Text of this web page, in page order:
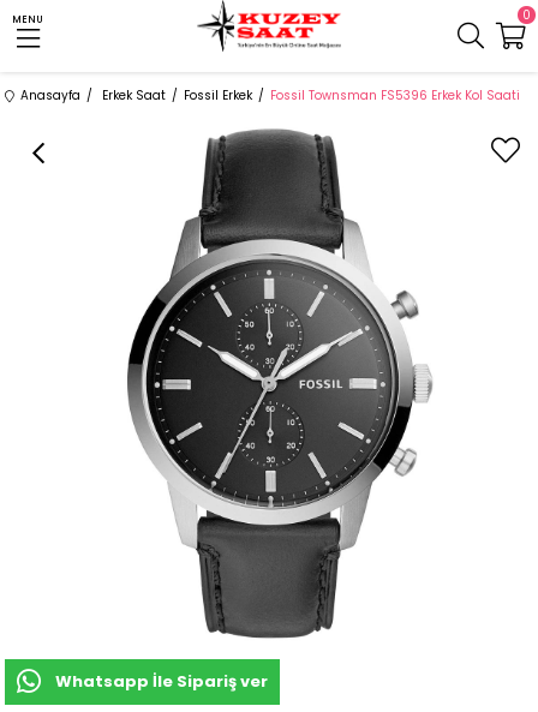
MENU 0
Anasayfa Erkek Saat Fossil Erkek Fossil Townsman FS5396 Erkek Kol Saati
Whatsapp İle Sipariş ver